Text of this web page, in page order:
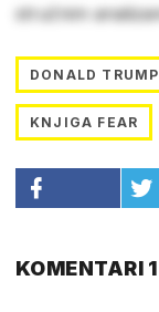
stručnim
DONALD TRUMP
KNJIGA FEAR
KOMENTARI 1